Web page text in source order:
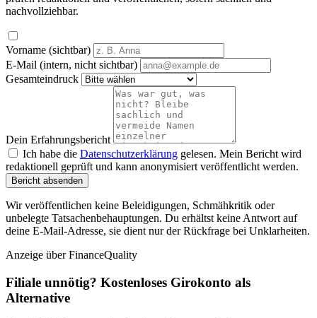
nachvollziehbar.
Vorname (sichtbar)
E-Mail (intern, nicht sichtbar)
Gesamteindruck
Dein Erfahrungsbericht
Ich habe die Datenschutzerklärung gelesen. Mein Bericht wird
redaktionell geprüft und kann anonymisiert veröffentlicht werden.
Bericht absenden
Wir veröffentlichen keine Beleidigungen, Schmähkritik oder
unbelegte Tatsachenbehauptungen. Du erhältst keine Antwort auf
deine E-Mail-Adresse, sie dient nur der Rückfrage bei Unklarheiten.
Anzeige über FinanceQuality
Filiale unnötig? Kostenloses Girokonto als
Alternative